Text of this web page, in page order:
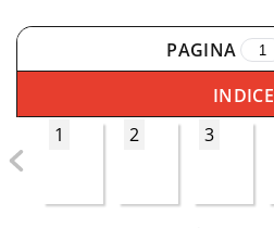
PAGINA
INDICE
1
2 3